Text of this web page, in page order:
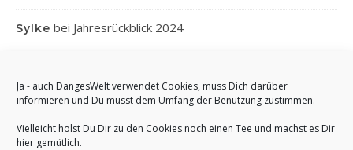
Ja - auch DangesWelt verwendet Cookies, muss Dich darüber
informieren und Du musst dem Umfang der Benutzung zustimmen.
Vielleicht holst Du Dir zu den Cookies noch einen Tee und machst es Dir
hier gemütlich.
Sylke bei Jahresrückblick 2024
AnettbeiJahresrückblick 2024